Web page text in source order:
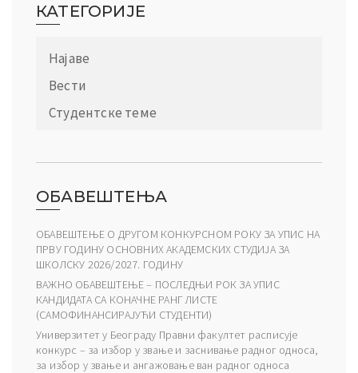
КАТЕГОРИЈЕ
Најаве
Вести
Студентске теме
ОБАВЕШТЕЊА
ОБАВЕШТЕЊЕ О ДРУГОМ КОНКУРСНОМ РОКУ ЗА УПИС НА
ПРВУ ГОДИНУ ОСНОВНИХ АКАДЕМСКИХ СТУДИЈА ЗА
ШКОЛСКУ 2026/2027. ГОДИНУ
ВАЖНО ОБАВЕШТЕЊЕ – ПОСЛЕДЊИ РОК ЗА УПИС
КАНДИДАТА СА КОНАЧНЕ РАНГ ЛИСТЕ
(САМОФИНАНСИРАЈУЋИ СТУДЕНТИ)
Универзитет у Београду Правни факултет расписује
конкурс – за избор у звање и заснивање радног односа,
за избор у звање и ангажовање ван радног односа